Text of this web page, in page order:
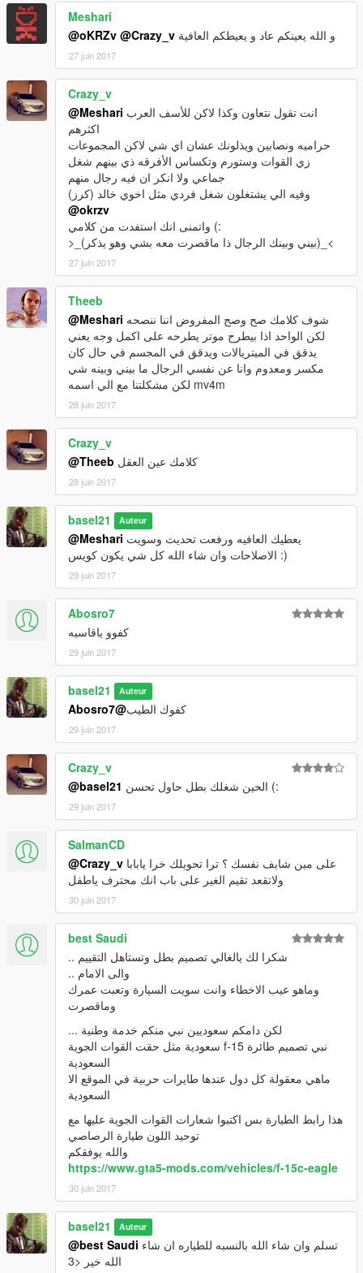
Meshari
@oKRZv @Crazy_v و الله يعينكم عاد و يعيطكم العافية
27 juin 2017
Crazy_v
@Meshari
اكثرهم
حراميه ونصابين ويذلونك عشان اي شي لاكن المجموعات
زي القوات وستورم وتكساس الأفرقه ذي بينهم شغل
جماعي ولا انكر ان فيه رجال منهم
وفيه الي يشتغلون شغل فردي مثل اخوي خالد (كرز)
@okrzv
واتمنى انك استفدت من كلامي (:
>_(بيني وبينك الرجال ذا ماقصرت معه بشي وهو يذكر)_<
27 juin 2017
Theeb
@Meshari
لكن الواحد اذا بيطرح موتر يطرحه على اكمل وجه يعني
يدقق في الميتريالات ويدقق في المجسم في حال كان
مكسر ومعدوم وانا عن نفسي الرجال ما بيني وبينه شي
لكن مشكلتنا مع الي اسمه mv4m
28 juin 2017
Crazy_v
@Theeb كلامك عين العقل
28 juin 2017
basel21 Auteur
@Meshari
الاصلاحات وان شاء الله كل شي يكون كويس :)
29 juin 2017
Abosro7
كفوو ياقاسيه
29 juin 2017
basel21 Auteur
كفوك الطيب@Abosro7
29 juin 2017
Crazy_v
@basel21
الحين شغلك بطل حاول تحسن (:
29 juin 2017
SalmanCD
@Crazy_v
ولاتقعد تقيم الغير على باب انك محترف ياطفل
30 juin 2017
best Saudi
شكرا لك يالغالي تصميم بطل وتستاهل التقييم ..
والى الامام ..
وماهو عيب الاخطاء وانت سويت السيارة وتعبت عمرك
وماقصرت
لكن دامكم سعوديين نبي منكم خدمة وطنية ...
نبي تصميم طائرة f-15 سعودية مثل حقت القوات الجوية
السعودية
ماهي معقولة كل دول عندها طايرات حربية في الموقع الا
السعودية
هذا رابط الطيارة بس اكتبوا شعارات القوات الجوية عليها مع
توحيد اللون طيارة الرصاصي
والله يوفقكم
https://www.gta5-mods.com/vehicles/f-15c-eagle
30 juin 2017
basel21 Auteur
@best Saudi
الله خير <3